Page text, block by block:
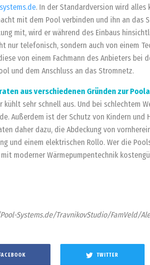
. In der Standardversion wird
mit dem Pool verbinden und ihn an das
mit, wird er während des Einbaus
nur telefonisch, sondern auch von einem
von einem Fachmann des Anbieters bei
und dem Anschluss an das Stromnetz.
aus verschiedenen Gründen zur
kühlt sehr schnell aus. Und bei schlechtem
Außerdem ist der Schutz von Kindern
daher dazu, die Abdeckung von
und einem elektrischen Rollo. Wer die
mit moderner Wärmepumpentechnik
Pool-Systems.de/TravnikovStudio/FamVeld/
TWITTER